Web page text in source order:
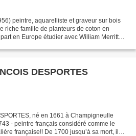
peintre, aquarelliste et graveur sur bois
riche famille de planteurs de coton en
en Europe étudier avec William Merritt
DESPORTES
né en 1661 à Champigneulle
- peintre français considéré comme le
française!! De 1700 jusqu’à sa mort, il